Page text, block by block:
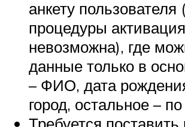
анкету пользователя
процедуры активация
невозможна), где
данные только в
– ФИО, дата
город, остальное –
Требуется поставить